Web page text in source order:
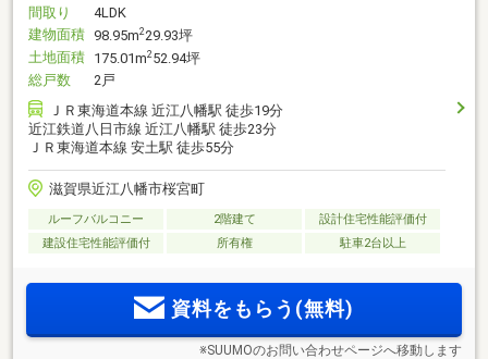
間取り
4LDK
建物面積 98.95m229.93坪
土地面積 175.01m252.94坪
総戸数
2戸
ＪＲ東海道本線 近江八幡駅 徒歩19分
近江鉄道八日市線 近江八幡駅 徒歩23分
ＪＲ東海道本線 安土駅 徒歩55分
滋賀県近江八幡市桜宮町
ルーフバルコニー 2階建て
設計住宅性能評価付
建設住宅性能評価付
所有権 駐車2台以上
資料をもらう(無料)
※SUUMOのお問い合わせページへ移動します